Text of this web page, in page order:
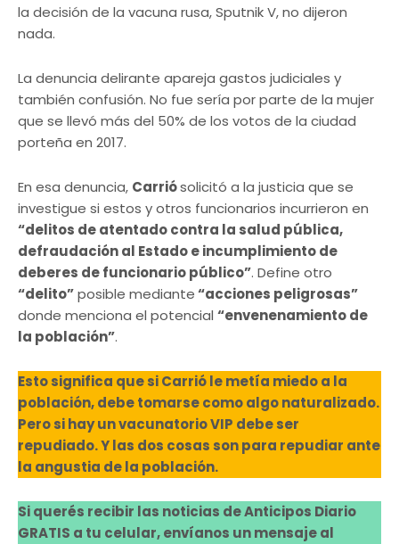
la decisión de la vacuna rusa, Sputnik V, no dijeron
nada.
La denuncia delirante apareja gastos judiciales y
también confusión. No fue sería por parte de la mujer
que se llevó más del 50% de los votos de la ciudad
porteña en 2017.
En esa denuncia, Carriósolicitó a la justicia que se
investigue si estos y otros funcionarios incurrieron en
“delitos de atentado contra la salud pública,
defraudación al Estado e incumplimiento de
deberes de funcionario público”. Define otro
“delito”posible mediante“acciones peligrosas”
donde menciona el potencial “envenenamiento de
la población”.
Esto significa que si Carrió le metía miedo a la
población, debe tomarse como algo naturalizado.
Pero si hay un vacunatorio VIP debe ser
repudiado. Y las dos cosas son para repudiar ante
la angustia de la población.
Si querés recibir las noticias de Anticipos Diario
GRATIS a tu celular, envíanos un mensaje al